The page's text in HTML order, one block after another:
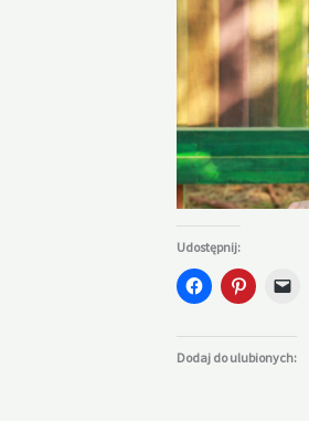
Udostępnij:
Dodaj do ulubionych: